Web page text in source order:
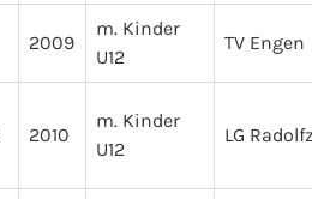
2009
m. Kinder
U12
TV Engen
2010
m. Kinder
U12
LG